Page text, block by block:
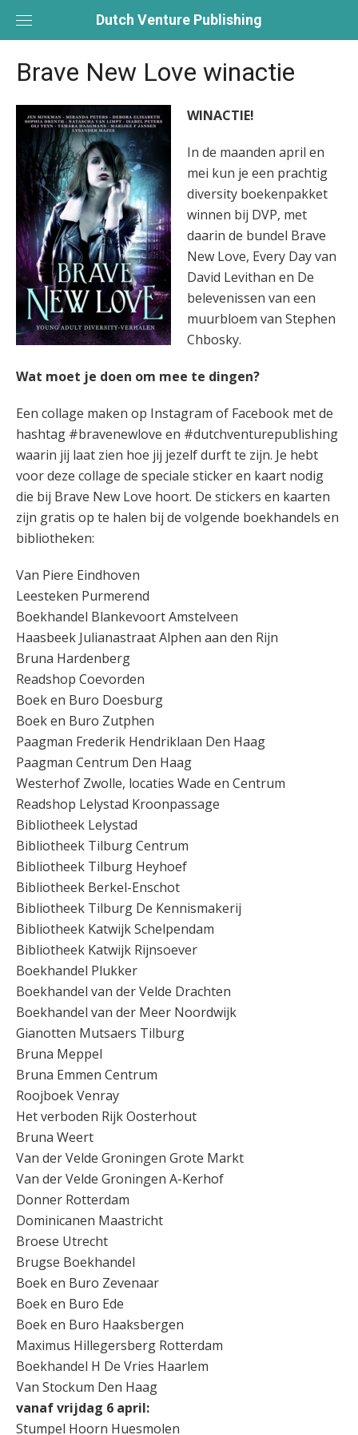
Dutch Venture Publishing
Brave New Love winactie
WINACTIE!
In de maanden april en
mei kun je een prachtig
diversity boekenpakket
winnen bij DVP, met
daarin de bundel Brave
New Love, Every Day van
David Levithan en De
belevenissen van een
muurbloem van Stephen
Chbosky.
Wat moet je doen om mee te dingen?
Een collage maken op Instagram of Facebook met de
hashtag #bravenewlove en #dutchventurepublishing
waarin jij laat zien hoe jij jezelf durft te zijn. Je hebt
voor deze collage de speciale sticker en kaart nodig
die bij Brave New Love hoort. De stickers en kaarten
zijn gratis op te halen bij de volgende boekhandels en
bibliotheken:
Van Piere Eindhoven
Leesteken Purmerend
Boekhandel Blankevoort Amstelveen
Haasbeek Julianastraat Alphen aan den Rijn
Bruna Hardenberg
Readshop Coevorden
Boek en Buro Doesburg
Boek en Buro Zutphen
Paagman Frederik Hendriklaan Den Haag
Paagman Centrum Den Haag
Westerhof Zwolle, locaties Wade en Centrum
Readshop Lelystad Kroonpassage
Bibliotheek Lelystad
Bibliotheek Tilburg Centrum
Bibliotheek Tilburg Heyhoef
Bibliotheek Berkel-Enschot
Bibliotheek Tilburg De Kennismakerij
Bibliotheek Katwijk Schelpendam
Bibliotheek Katwijk Rijnsoever
Boekhandel Plukker
Boekhandel van der Velde Drachten
Boekhandel van der Meer Noordwijk
Gianotten Mutsaers Tilburg
Bruna Meppel
Bruna Emmen Centrum
Roojboek Venray
Het verboden Rijk Oosterhout
Bruna Weert
Van der Velde Groningen Grote Markt
Van der Velde Groningen A-Kerhof
Donner Rotterdam
Dominicanen Maastricht
Broese Utrecht
Brugse Boekhandel
Boek en Buro Zevenaar
Boek en Buro Ede
Boek en Buro Haaksbergen
Maximus Hillegersberg Rotterdam
Boekhandel H De Vries Haarlem
Van Stockum Den Haag
vanaf vrijdag 6 april:
Stumpel Hoorn Huesmolen